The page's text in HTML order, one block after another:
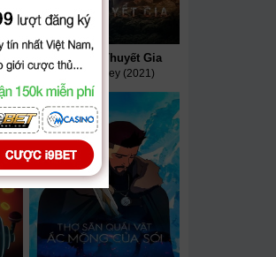
Maya Và Ba Chiến Binh Huyền Thoại Ám Sát Tiểu Thuyết Gia
A Writer's Odyssey (2021)
HD Lồng Tiếng